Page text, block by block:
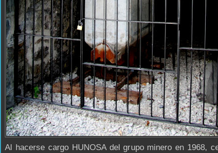
Al hacerse cargo HUNOSA del grupo minero en 1968,